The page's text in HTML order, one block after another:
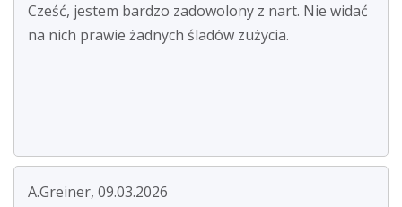
Cześć, jestem bardzo zadowolony z nart. Nie widać
na nich prawie żadnych śladów zużycia.
A.Greiner, 09.03.2026